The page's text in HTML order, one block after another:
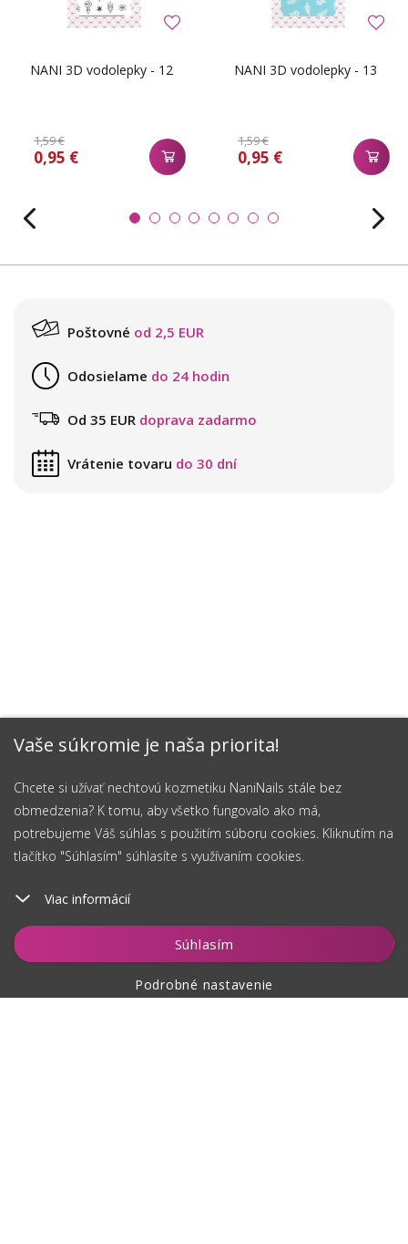
Vaše súkromie je naša priorita!
Chcete si užívať nechtovú kozmetiku NaniNails stále bez
obmedzenia? K tomu, aby všetko fungovalo ako má,
potrebujeme Váš súhlas s použitím súboru cookies. Kliknutím na
tlačítko "Súhlasím" súhlasíte s využívaním cookies.
Viac informácií
Súhlasím
Podrobné nastavenie
Vložiť do košíka
NANI 3D vodolepky - 12
1,59 €
0,95 €
NANI 3D vodolepky - 13
1,59 €
0,95 €
Poštovné od 2,5 EUR
Odosielame do 24 hodin
Od 35 EUR doprava zadarmo
Vrátenie tovaru do 30 dní